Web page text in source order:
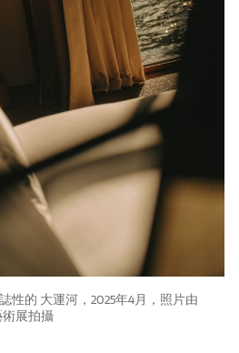
性的 大運河，2025年4月，照片由
術展拍攝